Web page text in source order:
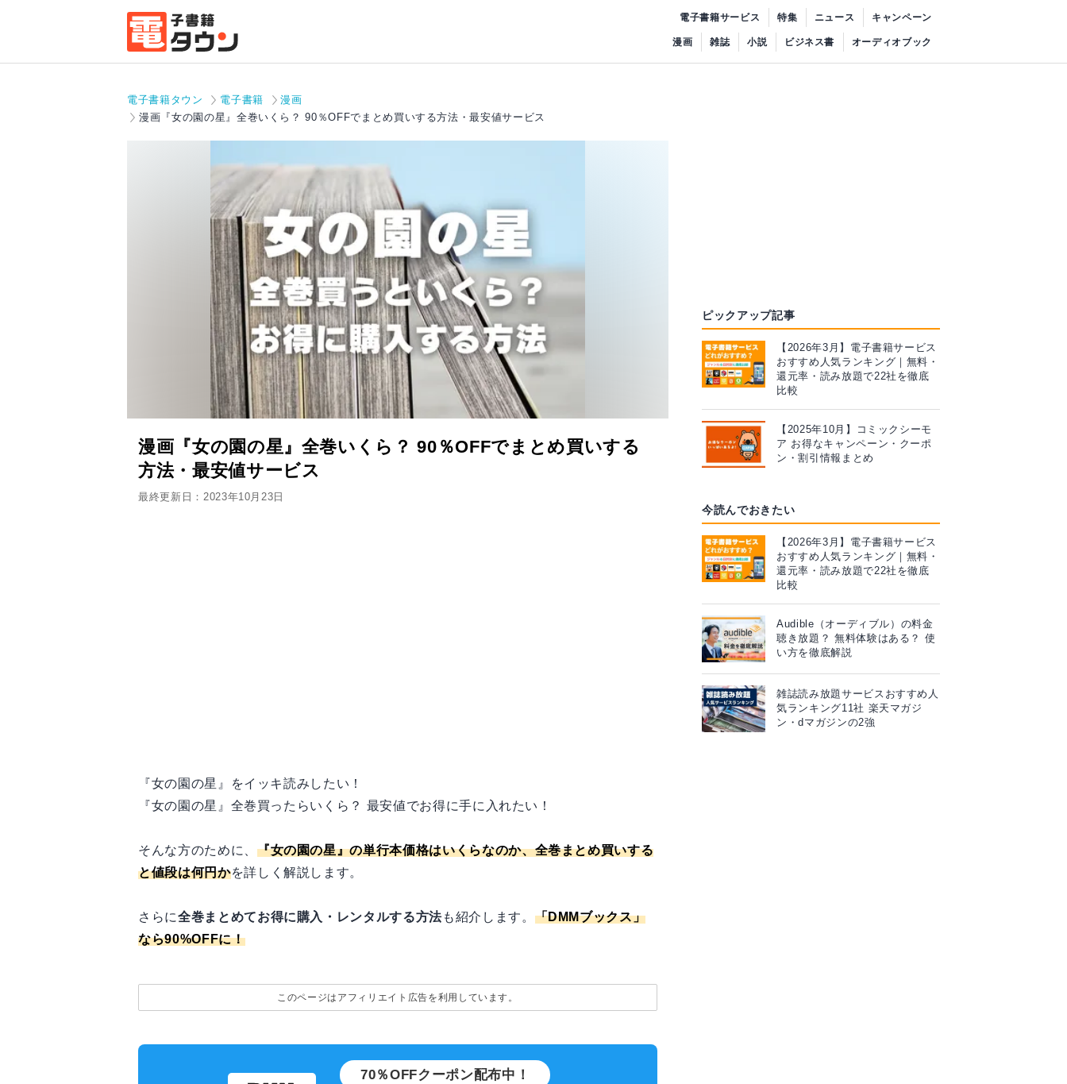
電子書籍サービス 特集 ニュース キャンペーン
漫画 雑誌 小説 ビジネス書 オーディオブック
電子書籍タウン 電子書籍
漫画
漫画『女の園の星』全巻いくら？ 90％OFFでまとめ買いする方法・最安値サービス
漫画『女の園の星』全巻いくら？ 90％OFFでまとめ買いする
方法・最安値サービス
最終更新日：2023年10月23日
『女の園の星』をイッキ読みしたい！
『女の園の星』全巻買ったらいくら？ 最安値でお得に手に入れたい！
そんな方のために、 『女の園の星』の単行本価格はいくらなのか、全巻まとめ買いする
と値段は何円かを詳しく解説します。
さらに全巻まとめてお得に購入・レンタルする方法も紹介します。 「DMMブックス」
なら90%OFFに！
このページはアフィリエイト広告を利用しています。
70％OFFクーポン配布中！
ピックアップ記事
【2026年3月】電子書籍サービス
おすすめ人気ランキング｜無料・
還元率・読み放題で22社を徹底
比較
【2025年10月】コミックシーモ
ア お得なキャンペーン・クーポ
ン・割引情報まとめ
今読んでおきたい
【2026年3月】電子書籍サービス
おすすめ人気ランキング｜無料・
還元率・読み放題で22社を徹底
比較
Audible（オーディブル）の料金
聴き放題？ 無料体験はある？ 使
い方を徹底解説
雑誌読み放題サービスおすすめ人
気ランキング11社 楽天マガジ
ン・dマガジンの2強